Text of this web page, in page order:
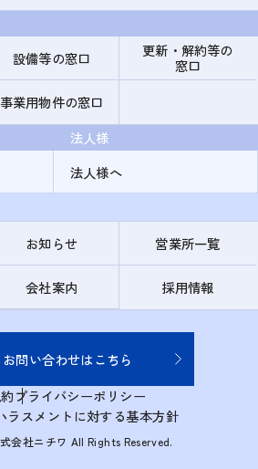
設備等の窓口
更新・解約等の
窓口
事業用物件の窓口
法人様
法人様へ
お知らせ 営業所一覧
会社案内 採用情報
お問い合わせはこちら
プライバシーポリシー
ラスメントに対する基本方針
会社ニチワ All Rights Reserved.